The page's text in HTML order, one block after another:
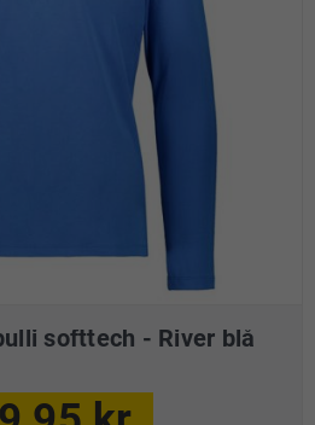
softtech - River blå